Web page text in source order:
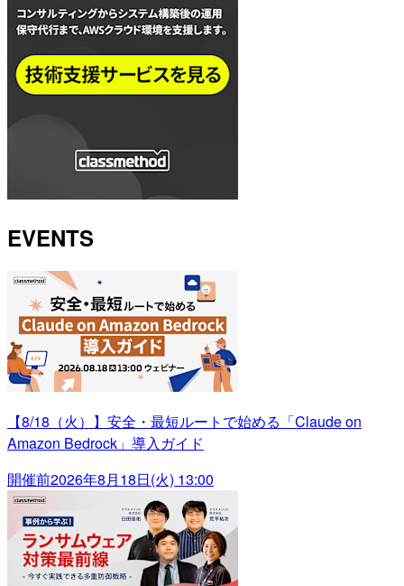
EVENTS
【8/18（火）】安全・最短ルートで始める「Claude on
Amazon Bedrock」導入ガイド
開催前2026年8月18日(火) 13:00